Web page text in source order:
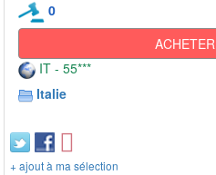
0
ACHETER
IT - 55***
Italie
+ ajout à ma sélection